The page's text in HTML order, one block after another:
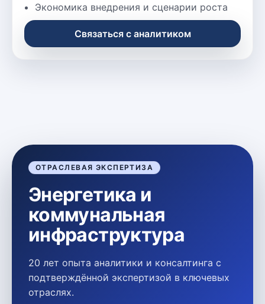
Экономика внедрения и сценарии роста
Связаться с аналитиком
ОТРАСЛЕВАЯ ЭКСПЕРТИЗА
Энергетика и
коммунальная
инфраструктура
20 лет опыта аналитики и консалтинга с
подтверждённой экспертизой в ключевых
отраслях.